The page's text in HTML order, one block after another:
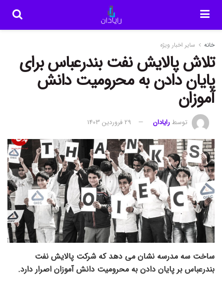
خانه سایر اخبار ویژه
تلاش پالایش نفت بندرعباس برای
پایان دادن به محرومیت دانش
آموزان
توسطرایادان 29 فروردین 1403
ساخت سه مدرسه نشان می دهد که شرکت پالایش نفت
بندرعباس بر پایان دادن به محرومیت دانش آموزان اصرار دارد.